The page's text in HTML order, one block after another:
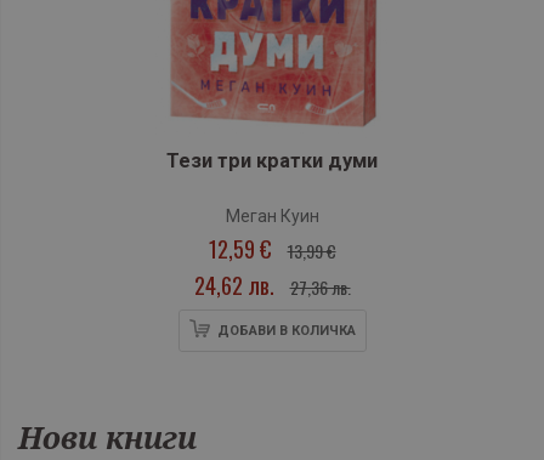
Тези три кратки думи
Меган Куин
12,59 € 13,99 €
24,62 лв. 27,36 лв.
ДОБАВИ В КОЛИЧКА
Нови книги